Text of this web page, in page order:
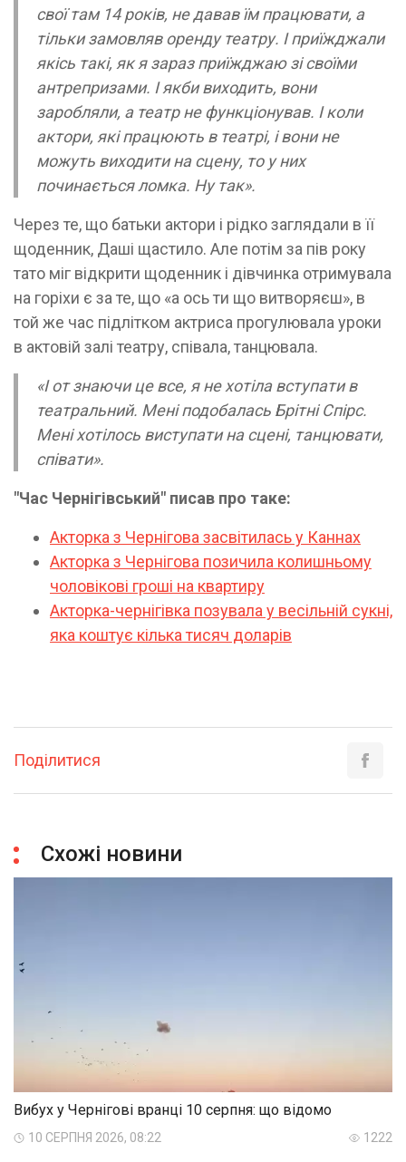
свої там 14 років, не давав їм працювати, а
тільки замовляв оренду театру. І приїжджали
якісь такі, як я зараз приїжджаю зі своїми
антрепризами. І якби виходить, вони
заробляли, а театр не функціонував. І коли
актори, які працюють в театрі, і вони не
можуть виходити на сцену, то у них
починається ломка. Ну так».
Через те, що батьки актори і рідко заглядали в її
щоденник, Даші щастило. Але потім за пів року
тато міг відкрити щоденник і дівчинка отримувала
на горіхи є за те, що «а ось ти що витворяєш», в
той же час підлітком актриса прогулювала уроки
в актовій залі театру, співала, танцювала.
«І от знаючи це все, я не хотіла вступати в
театральний. Мені подобалась Брітні Спірс.
Мені хотілось виступати на сцені, танцювати,
співати».
"Час Чернігівський" писав про таке:
Акторка з Чернігова засвітилась у Каннах
Акторка з Чернігова позичила колишньому
чоловікові гроші на квартиру
Акторка-чернігівка позувала у весільній сукні,
яка коштує кілька тисяч доларів
Поділитися
Схожі новини
Вибух у Чернігові вранці 10 серпня: що відомо
10 СЕРПНЯ 2026, 08:22 1222